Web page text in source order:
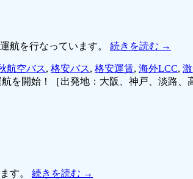
航を行なっています。 続きを読む →
航空バス, 格安バス, 格安運賃, 海外LCC,
を開始！［出発地：大阪、神戸、淡路、
す。 続きを読む →